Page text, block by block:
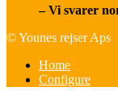
– Vi svarer
© Younes rejser Aps
Home
Configure